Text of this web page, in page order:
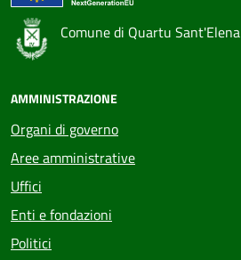
Comune di Quartu Sant'Elena
AMMINISTRAZIONE
Organi di governo
Aree amministrative
Uffici
Enti e fondazioni
Politici